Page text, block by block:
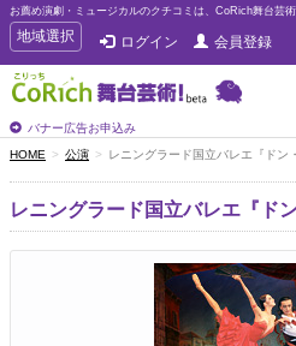
お薦め演劇・ミュージカルのクチコミは、CoRich舞台芸術
T
o
g
g
e
n
a
i
地域選択 ログイン 会員登録
バナー広告お申込み
HOME 公演 レニングラード国立バレエ『ドン
レニングラード国立バレエ『ド